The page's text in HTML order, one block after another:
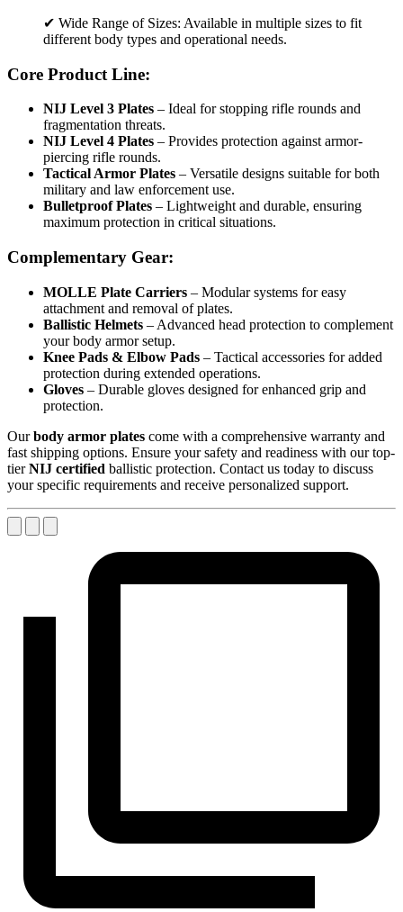
✔ Wide Range of Sizes: Available in multiple sizes to fit
different body types and operational needs.
Core Product Line:
NIJ Level 3 Plates – Ideal for stopping rifle rounds and
fragmentation threats.
NIJ Level 4 Plates – Provides protection against armor-
piercing rifle rounds.
Tactical Armor Plates – Versatile designs suitable for both
military and law enforcement use.
Bulletproof Plates – Lightweight and durable, ensuring
maximum protection in critical situations.
Complementary Gear:
MOLLE Plate Carriers – Modular systems for easy
attachment and removal of plates.
Ballistic Helmets – Advanced head protection to complement
your body armor setup.
Knee Pads & Elbow Pads – Tactical accessories for added
protection during extended operations.
Gloves – Durable gloves designed for enhanced grip and
protection.
Ourbody armor plates come with a comprehensive warranty and
fast shipping options. Ensure your safety and readiness with our top-
tierNIJ certified ballistic protection. Contact us today to discuss
your specific requirements and receive personalized support.